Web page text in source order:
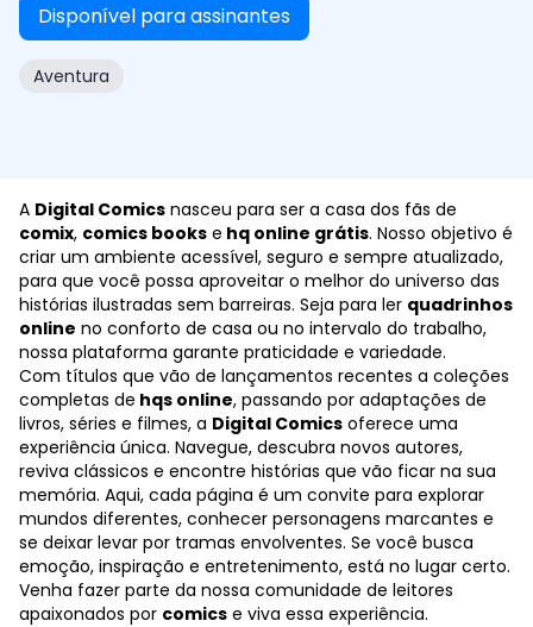
Disponível para assinantes
Aventura
A Digital Comics nasceu para ser a casa dos fãs de
comix, comics books e hq online grátis. Nosso objetivo é
criar um ambiente acessível, seguro e sempre atualizado,
para que você possa aproveitar o melhor do universo das
histórias ilustradas sem barreiras. Seja para ler quadrinhos
online no conforto de casa ou no intervalo do trabalho,
nossa plataforma garante praticidade e variedade.
Com títulos que vão de lançamentos recentes a coleções
completas de hqs online, passando por adaptações de
livros, séries e filmes, a Digital Comics oferece uma
experiência única. Navegue, descubra novos autores,
reviva clássicos e encontre histórias que vão ficar na sua
memória. Aqui, cada página é um convite para explorar
mundos diferentes, conhecer personagens marcantes e
se deixar levar por tramas envolventes. Se você busca
emoção, inspiração e entretenimento, está no lugar certo.
Venha fazer parte da nossa comunidade de leitores
apaixonados por comics e viva essa experiência.